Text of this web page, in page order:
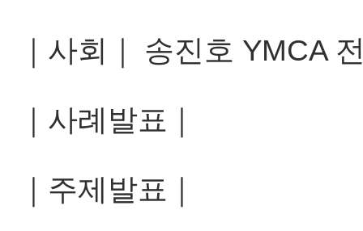
｜사회｜ 송진호 YMCA
｜사례발표｜
｜주제발표｜